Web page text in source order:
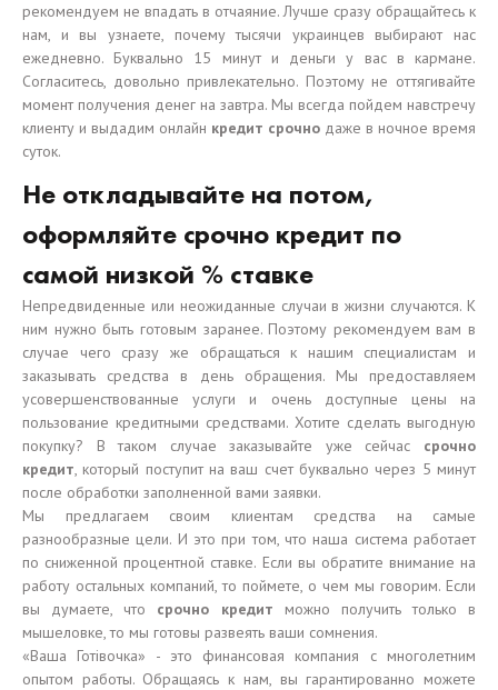
рекомендуем не впадать в отчаяние. Лучше сразу обращайтесь к
нам, и вы узнаете, почему тысячи украинцев выбирают нас
ежедневно. Буквально 15 минут и деньги у вас в кармане.
Согласитесь, довольно привлекательно. Поэтому не оттягивайте
момент получения денег на завтра. Мы всегда пойдем навстречу
клиенту и выдадим онлайн кредит срочно даже в ночное время
суток.
Не откладывайте на потом,
оформляйте срочно кредит по
самой низкой % ставке
Непредвиденные или неожиданные случаи в жизни случаются. К
ним нужно быть готовым заранее. Поэтому рекомендуем вам в
случае чего сразу же обращаться к нашим специалистам и
заказывать средства в день обращения. Мы предоставляем
усовершенствованные услуги и очень доступные цены на
пользование кредитными средствами. Хотите сделать выгодную
покупку? В таком случае заказывайте уже сейчас срочно
кредит, который поступит на ваш счет буквально через 5 минут
после обработки заполненной вами заявки.
Мы предлагаем своим клиентам средства на самые
разнообразные цели. И это при том, что наша система работает
по сниженной процентной ставке. Если вы обратите внимание на
работу остальных компаний, то поймете, о чем мы говорим. Если
вы думаете, что срочно кредит можно получить только в
мышеловке, то мы готовы развеять ваши сомнения.
«Ваша Готівочка» - это финансовая компания с многолетним
опытом работы. Обращаясь к нам, вы гарантированно можете